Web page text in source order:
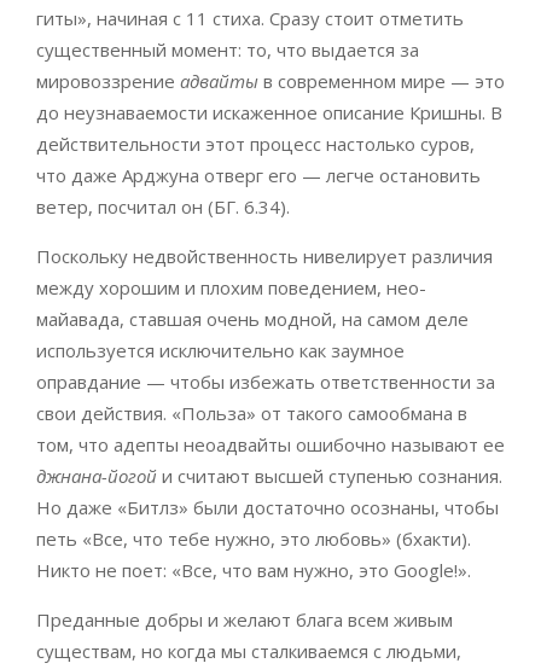
гиты», начиная с 11 стиха. Сразу стоит отметить
существенный момент: то, что выдается за
мировоззрение адвайты в современном мире — это
до неузнаваемости искаженное описание Кришны. В
действительности этот процесс настолько суров,
что даже Арджуна отверг его — легче остановить
ветер, посчитал он (БГ. 6.34).
Поскольку недвойственность нивелирует различия
между хорошим и плохим поведением, нео-
майавада, ставшая очень модной, на самом деле
используется исключительно как заумное
оправдание — чтобы избежать ответственности за
свои действия. «Польза» от такого самообмана в
том, что адепты неоадвайты ошибочно называют ее
джнана-йогой и считают высшей ступенью сознания.
Но даже «Битлз» были достаточно осознаны, чтобы
петь «Все, что тебе нужно, это любовь» (бхакти).
Никто не поет: «Все, что вам нужно, это Google!».
Преданные добры и желают блага всем живым
существам, но когда мы сталкиваемся с людьми,